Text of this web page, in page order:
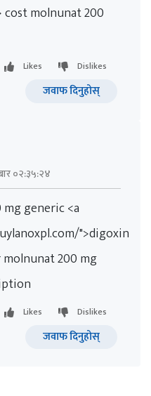
cost molnunat 200
Likes
Dislikes
जवाफ दिनुहोस्
०२:३५:२४
generic <a
">digoxin
200 mg
Likes
Dislikes
जवाफ दिनुहोस्